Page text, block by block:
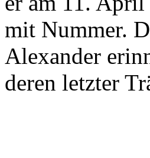
mit Nummer.
Alexander
deren letzter